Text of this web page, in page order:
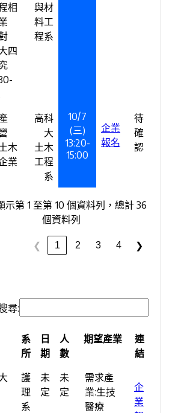
相
四
與材
料工
程系
木
業
高科
大
土木
工程
系
10/7
(三)
13:20-
15:00
企業
報名
待
確
認
示第 1 至第 10 個資料列，總計 36
個資料列
❮ 1 2 3 4 ❯
尋:
系
所
日
期
人
數
期望產業
連
結
系
所
日
期
人
數
期望產業
結
護
理
系
未
定
未
定
需求產
業:生技
醫療
企
業